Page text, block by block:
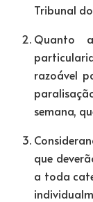
Tribunal
Quanto
razoável
semana,
que
a toda